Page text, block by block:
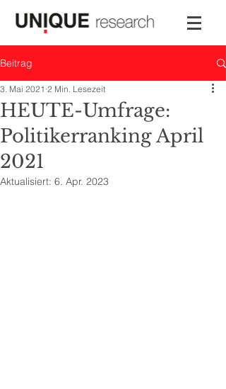
Beitrag
HEUTE-Umfrage:
Politikerranking April
2021
3. Mai 2021 2 Min. Lesezeit
Aktualisiert: 6. Apr. 2023